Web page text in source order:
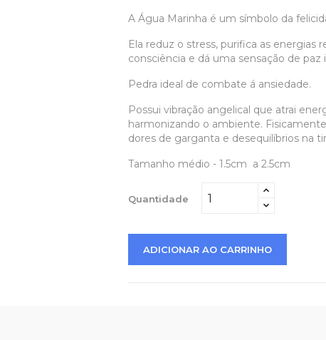
A Água Marinha é um símbolo da
Ela reduz o stress, purifica as energias
consciência e dá uma sensação de
Pedra ideal de combate á ansiedade.
Possui vibração angelical que atrai
harmonizando o ambiente.
dores de garganta e desequilíbrios na
Tamanho médio - 1.5cm a 2.5cm
Quantidade
ADICIONAR AO CARRINHO